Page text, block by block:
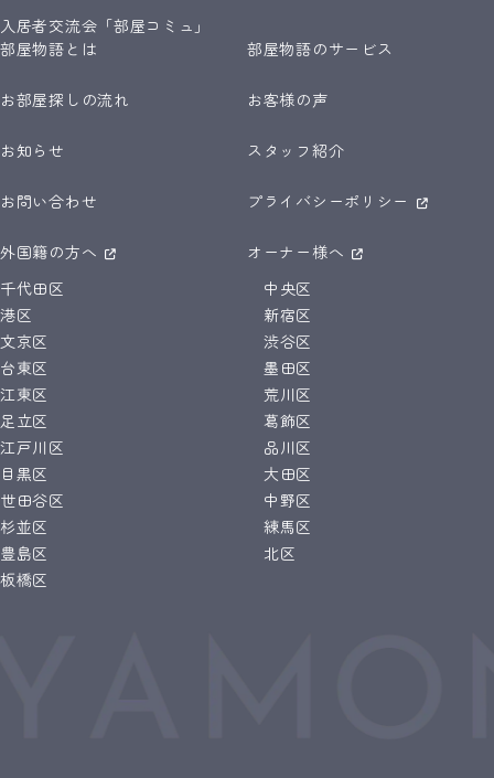
入居者交流会「部屋コミュ」
部屋物語とは
部屋物語のサービス
お部屋探しの流れ お客様の声
お知らせ スタッフ紹介
お問い合わせ プライバシーポリシー
外国籍の方へ
オーナー様へ
千代田区
中央区
港区
新宿区
文京区
渋谷区
台東区
墨田区
江東区
荒川区
足立区
葛飾区
江戸川区
品川区
目黒区
大田区
世田谷区
中野区
杉並区
練馬区
豊島区
北区
板橋区